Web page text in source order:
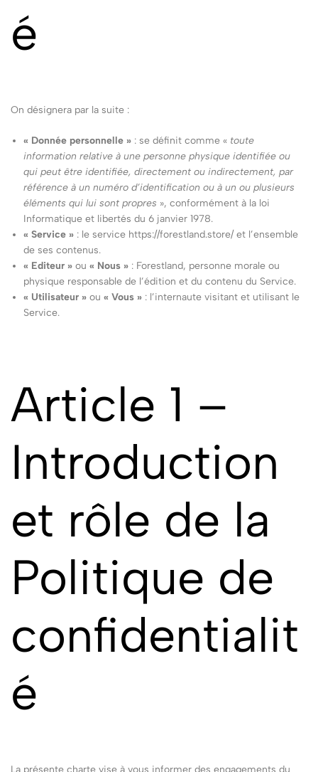
é
On désignera par la suite :
« Donnée personnelle » : se définit comme « toute
information relative à une personne physique identifiée ou
qui peut être identifiée, directement ou indirectement, par
référence à un numéro d’identification ou à un ou plusieurs
éléments qui lui sont propres », conformément à la loi
Informatique et libertés du 6 janvier 1978.
« Service » : le service https://forestland.store/ et l’ensemble
de ses contenus.
« Editeur »ou« Nous » : Forestland, personne morale ou
physique responsable de l’édition et du contenu du Service.
« Utilisateur »ou« Vous » : l’internaute visitant et utilisant le
Service.
Article 1 –
Introduction
et rôle de la
Politique de
confidentialit
é
La présente charte vise à vous informer des engagements du